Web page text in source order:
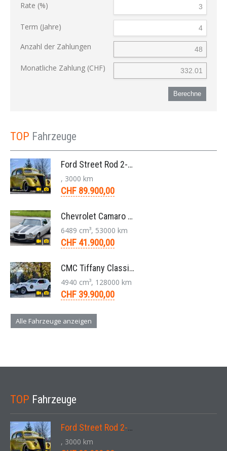
Rate (%)
Term (Jahre)
Anzahl der Zahlungen
Monatliche Zahlung (CHF)
Berechne
TOP Fahrzeuge
Ford Street Rod 2-Door V8 Aut. 1937
, 3000 km
CHF 89.900,00
Chevrolet Camaro SS 396 LS3 Coupe Aut. 1971
6489 cm³, 53000 km
CHF 41.900,00
CMC Tiffany Classic Coupé Neoklassiker 5.0 V8 1991
4940 cm³, 128000 km
CHF 39.900,00
Alle Fahrzeuge anzeigen
TOP Fahrzeuge
Ford Street Rod 2-Door V8 Aut. 1937
, 3000 km